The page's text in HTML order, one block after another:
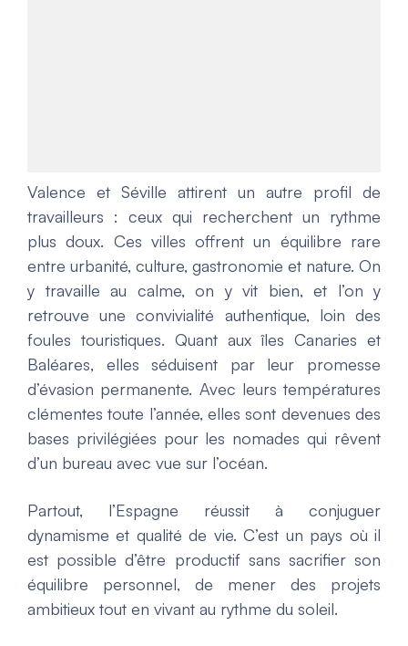
Valence et Séville attirent un autre profil de
travailleurs : ceux qui recherchent un rythme
plus doux. Ces villes offrent un équilibre rare
entre urbanité, culture, gastronomie et nature. On
y travaille au calme, on y vit bien, et l’on y
retrouve une convivialité authentique, loin des
foules touristiques. Quant aux îles Canaries et
Baléares, elles séduisent par leur promesse
d’évasion permanente. Avec leurs températures
clémentes toute l’année, elles sont devenues des
bases privilégiées pour les nomades qui rêvent
d’un bureau avec vue sur l’océan.
Partout, l’Espagne réussit à conjuguer
dynamisme et qualité de vie. C’est un pays où il
est possible d’être productif sans sacrifier son
équilibre personnel, de mener des projets
ambitieux tout en vivant au rythme du soleil.